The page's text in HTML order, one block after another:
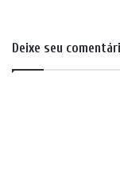
Deixe seu